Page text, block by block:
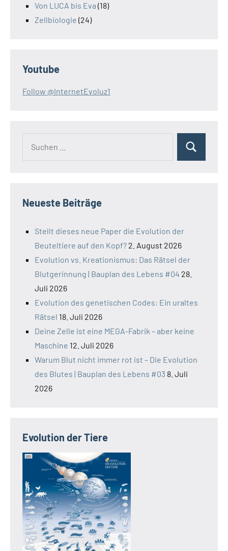
Von LUCA bis Eva (18)
Zellbiologie (24)
Youtube
Follow @InternetEvoluz1
Suchen
Neueste Beiträge
Stellt dieses neue Paper die Evolution der
Beuteltiere auf den Kopf? 2. August 2026
Evolution vs. Kreationismus: Das Rätsel der
Blutgerinnung | Bauplan des Lebens #04 28.
Juli 2026
Evolution des genetischen Codes: Ein uraltes
Rätsel 18. Juli 2026
Deine Zelle ist eine MEGA-Fabrik – aber keine
Maschine 12. Juli 2026
Warum Blut nicht immer rot ist – Die Evolution
des Blutes | Bauplan des Lebens #03 8. Juli
2026
Evolution der Tiere